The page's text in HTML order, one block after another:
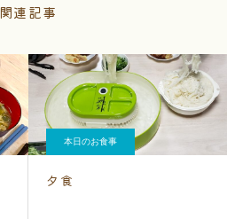
関連記事
本日のお食事
夕食